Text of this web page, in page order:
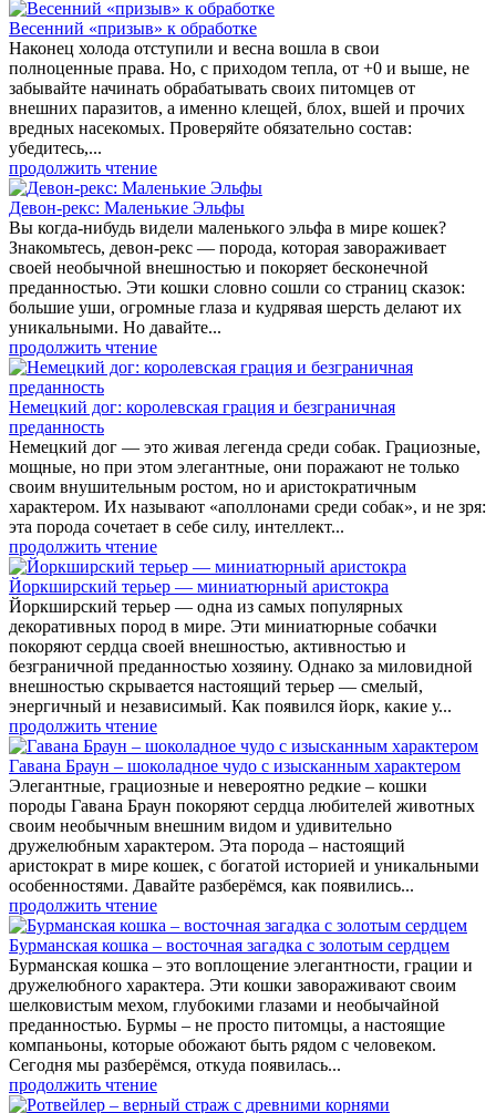
Весенний «призыв» к обработке
Наконец холода отступили и весна вошла в свои
полноценные права. Но, с приходом тепла, от +0 и выше, не
забывайте начинать обрабатывать своих питомцев от
внешних паразитов, а именно клещей, блох, вшей и прочих
вредных насекомых. Проверяйте обязательно состав:
убедитесь,...
продолжить чтение
Девон-рекс: Маленькие Эльфы
Вы когда-нибудь видели маленького эльфа в мире кошек?
Знакомьтесь, девон-рекс — порода, которая завораживает
своей необычной внешностью и покоряет бесконечной
преданностью. Эти кошки словно сошли со страниц сказок:
большие уши, огромные глаза и кудрявая шерсть делают их
уникальными. Но давайте...
продолжить чтение
Немецкий дог: королевская грация и безграничная
преданность
Немецкий дог — это живая легенда среди собак. Грациозные,
мощные, но при этом элегантные, они поражают не только
своим внушительным ростом, но и аристократичным
характером. Их называют «аполлонами среди собак», и не зря:
эта порода сочетает в себе силу, интеллект...
продолжить чтение
Йоркширский терьер — миниатюрный аристокра
Йоркширский терьер — одна из самых популярных
декоративных пород в мире. Эти миниатюрные собачки
покоряют сердца своей внешностью, активностью и
безграничной преданностью хозяину. Однако за миловидной
внешностью скрывается настоящий терьер — смелый,
энергичный и независимый. Как появился йорк, какие у...
продолжить чтение
Гавана Браун – шоколадное чудо с изысканным характером
Элегантные, грациозные и невероятно редкие – кошки
породы Гавана Браун покоряют сердца любителей животных
своим необычным внешним видом и удивительно
дружелюбным характером. Эта порода – настоящий
аристократ в мире кошек, с богатой историей и уникальными
особенностями. Давайте разберёмся, как появились...
продолжить чтение
Бурманская кошка – восточная загадка с золотым сердцем
Бурманская кошка – это воплощение элегантности, грации и
дружелюбного характера. Эти кошки завораживают своим
шелковистым мехом, глубокими глазами и необычайной
преданностью. Бурмы – не просто питомцы, а настоящие
компаньоны, которые обожают быть рядом с человеком.
Сегодня мы разберёмся, откуда появилась...
продолжить чтение